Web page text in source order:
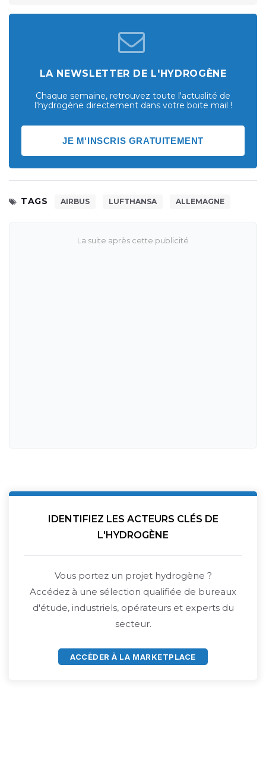
LA NEWSLETTER DE L'HYDROGÈNE
Chaque semaine, retrouvez toute l'actualité de
l'hydrogène directement dans votre boite mail !
JE M'INSCRIS GRATUITEMENT
TAGS AIRBUS LUFTHANSA ALLEMAGNE
IDENTIFIEZ LES ACTEURS CLÉS DE
L'HYDROGÈNE
Vous portez un projet hydrogène ?
Accédez à une sélection qualifiée de bureaux
d'étude, industriels, opérateurs et experts du
secteur.
ACCÈDER À LA MARKETPLACE